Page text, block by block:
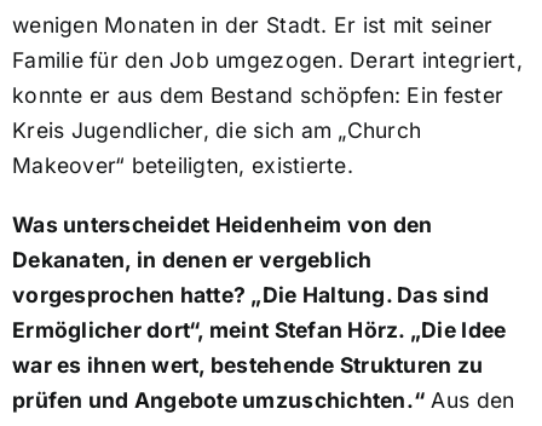
wenigen Monaten in der Stadt. Er ist mit seiner
Familie für den Job umgezogen. Derart integriert,
konnte er aus dem Bestand schöpfen: Ein fester
Kreis Jugendlicher, die sich am „Church
Makeover“ beteiligten, existierte.
Was unterscheidet Heidenheim von den
Dekanaten, in denen er vergeblich
vorgesprochen hatte? „Die Haltung. Das sind
Ermöglicher dort“, meint Stefan Hörz. „Die Idee
war es ihnen wert, bestehende Strukturen zu
prüfen und Angebote umzuschichten.“ Aus den